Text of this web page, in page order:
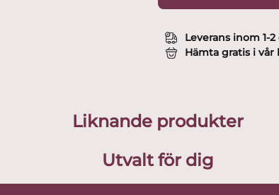
Leverans inom 1-
Hämta gratis i vår
Liknande produkter
Utvalt för dig